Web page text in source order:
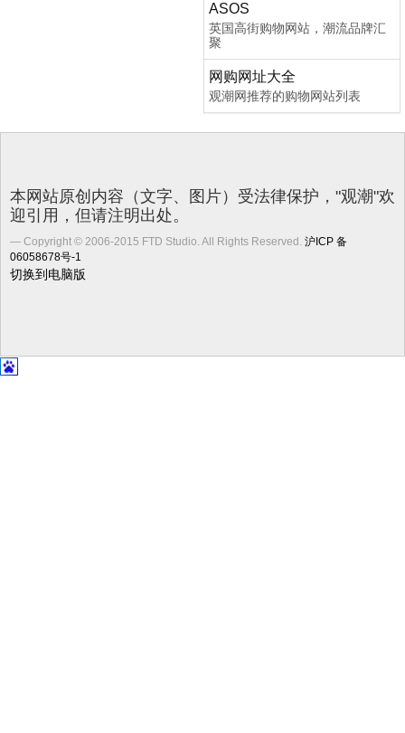
ASOS
英国高街购物网站，潮流品牌汇
聚
网购网址大全
观潮网推荐的购物网站列表
本网站原创内容（文字、图片）受法律保护，"观潮"欢
迎引用，但请注明出处。
Copyright © 2006-2015 FTD Studio. All Rights Reserved. 沪ICP 备
06058678号-1
切换到电脑版